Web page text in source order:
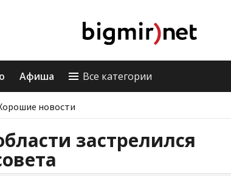
Афиша Все категории
новости
застрелился